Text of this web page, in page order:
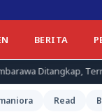
BERITA
Ternyata Teman
Read